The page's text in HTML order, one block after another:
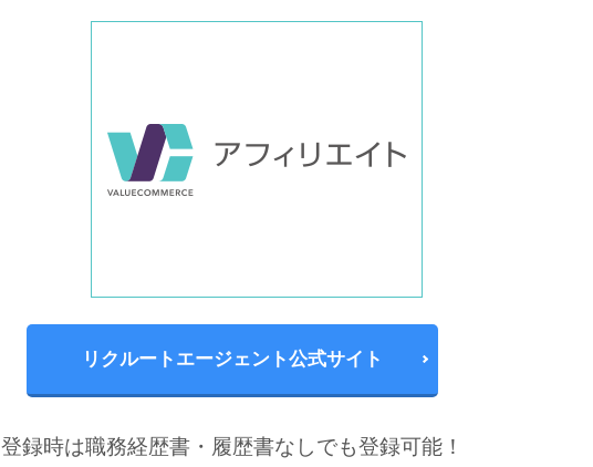
リクルートエージェント公式サイト
登録時は職務経歴書・履歴書なしでも登録可能！